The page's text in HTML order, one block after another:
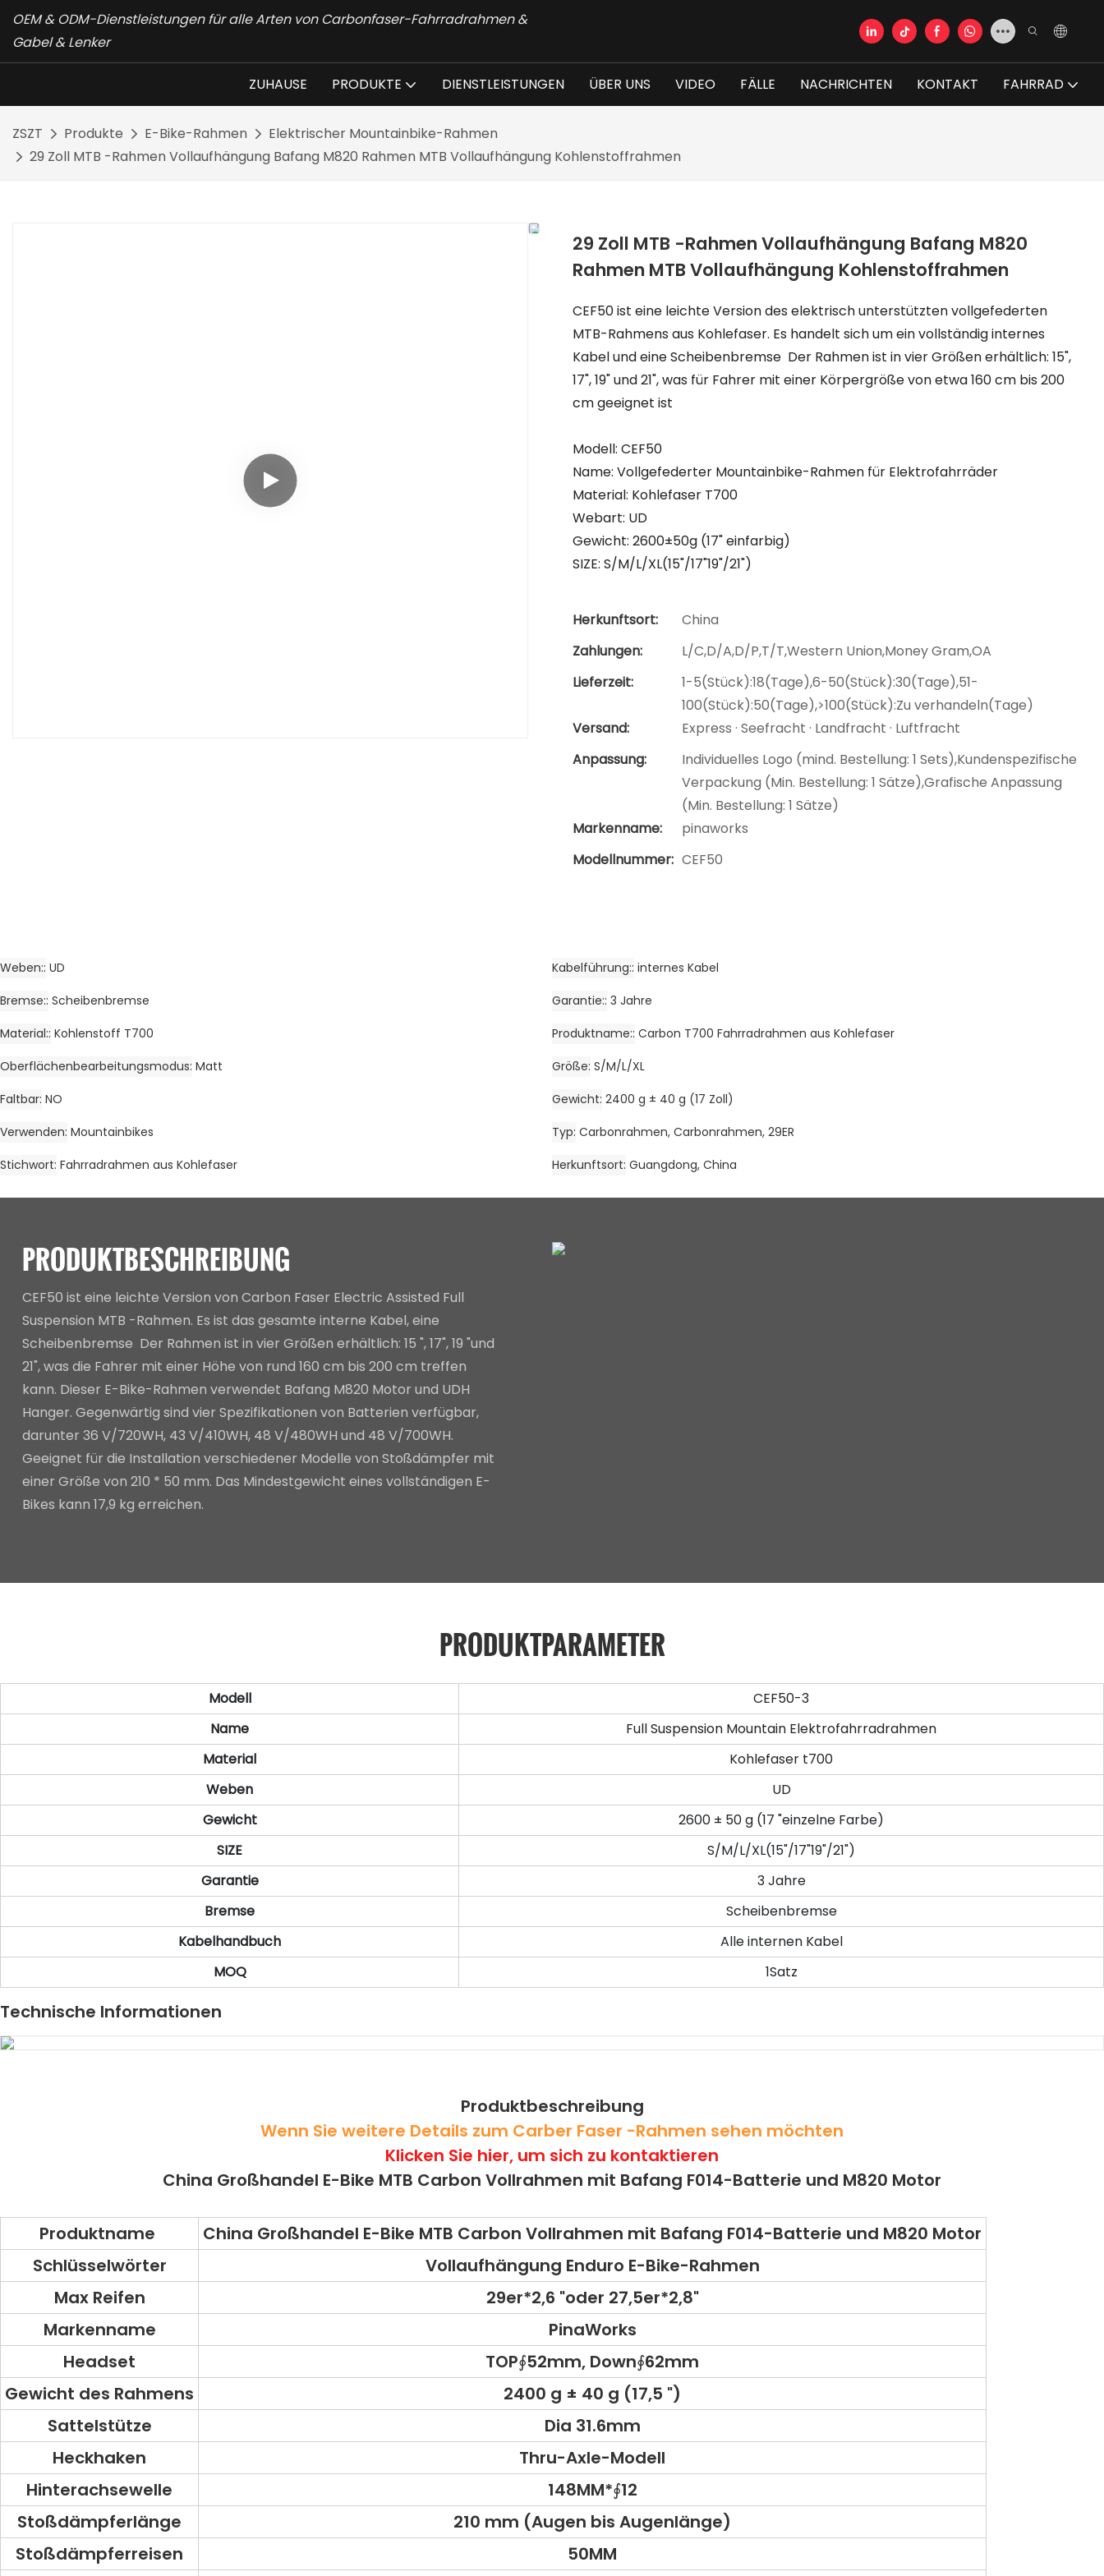
OEM & ODM-Dienstleistungen für alle Arten von Carbonfaser-Fahrradrahmen &
Gabel & Lenker
ZUHAUSE PRODUKTE DIENSTLEISTUNGEN ÜBER UNS VIDEO FÄLLE NACHRICHTEN KONTAKT FAHRRAD
ZSZT Produkte E-Bike-Rahmen
Elektrischer Mountainbike-Rahmen
29 Zoll MTB -Rahmen Vollaufhängung Bafang M820 Rahmen MTB Vollaufhängung Kohlenstoffrahmen
29 Zoll MTB -Rahmen Vollaufhängung Bafang M820
Rahmen MTB Vollaufhängung Kohlenstoffrahmen
CEF50 ist eine leichte Version des elektrisch unterstützten vollgefederten
MTB-Rahmens aus Kohlefaser. Es handelt sich um ein vollständig internes
Kabel und eine Scheibenbremse Der Rahmen ist in vier Größen erhältlich: 15",
17", 19" und 21", was für Fahrer mit einer Körpergröße von etwa 160 cm bis 200
cm geeignet ist
Modell: CEF50
Name: Vollgefederter Mountainbike-Rahmen für Elektrofahrräder
Material: Kohlefaser T700
Webart: UD
Gewicht: 2600±50g (17" einfarbig)
SIZE: S/M/L/XL(15"/17"19"/21")
Herkunftsort:
China
Zahlungen:
L/C,D/A,D/P,T/T,Western Union,Money Gram,OA
Lieferzeit:
1-5(Stück):18(Tage),6-50(Stück):30(Tage),51-
100(Stück):50(Tage),>100(Stück):Zu verhandeln(Tage)
Versand:
Express · Seefracht · Landfracht · Luftfracht
Anpassung:
Individuelles Logo (mind. Bestellung: 1 Sets),Kundenspezifische
Verpackung (Min. Bestellung: 1 Sätze),Grafische Anpassung
(Min. Bestellung: 1 Sätze)
Markenname:
pinaworks
Modellnummer: CEF50
Weben: UD Kabelführung: internes Kabel
Bremse: Scheibenbremse Garantie: 3 Jahre
Material: Kohlenstoff T700 Produktname: Carbon T700 Fahrradrahmen aus Kohlefaser
Oberflächenbearbeitungsmodus Matt Größe S/M/L/XL
Faltbar NO Gewicht 2400 g ± 40 g (17 Zoll)
Verwenden Mountainbikes Typ Carbonrahmen, Carbonrahmen, 29ER
Stichwort Fahrradrahmen aus Kohlefaser Herkunftsort Guangdong, China
PRODUKTBESCHREIBUNG
CEF50 ist eine leichte Version von Carbon Faser Electric Assisted Full
Suspension MTB -Rahmen. Es ist das gesamte interne Kabel, eine
Scheibenbremse Der Rahmen ist in vier Größen erhältlich: 15 ", 17", 19 "und
21", was die Fahrer mit einer Höhe von rund 160 cm bis 200 cm treffen
kann. Dieser E-Bike-Rahmen verwendet Bafang M820 Motor und UDH
Hanger. Gegenwärtig sind vier Spezifikationen von Batterien verfügbar,
darunter 36 V/720WH, 43 V/410WH, 48 V/480WH und 48 V/700WH.
Geeignet für die Installation verschiedener Modelle von Stoßdämpfer mit
einer Größe von 210 * 50 mm. Das Mindestgewicht eines vollständigen E-
Bikes kann 17,9 kg erreichen.
PRODUKTPARAMETER
Modell
CEF50-3
Name
Full Suspension Mountain Elektrofahrradrahmen
Material
Kohlefaser t700
Weben
UD
Gewicht
2600 ± 50 g (17 "einzelne Farbe)
SIZE
S/M/L/XL(15"/17"19"/21")
Garantie
3 Jahre
Bremse
Scheibenbremse
Kabelhandbuch
Alle internen Kabel
MOQ
1Satz
Technische Informationen
Produktbeschreibung
Wenn Sie weitere Details zum Carber Faser -Rahmen sehen möchten
Klicken Sie hier, um sich zu kontaktieren
China Großhandel E-Bike MTB Carbon Vollrahmen mit Bafang F014-Batterie und M820 Motor
Produktname
China Großhandel E-Bike MTB Carbon Vollrahmen mit Bafang F014-Batterie und M820 Motor
Schlüsselwörter
Vollaufhängung Enduro E-Bike-Rahmen
Max Reifen
29er*2,6 "oder 27,5er*2,8"
Markenname
PinaWorks
Headset
TOP∮52mm, Down∮62mm
Gewicht des Rahmens
2400 g ± 40 g (17,5 ")
Sattelstütze
Dia 31.6mm
Heckhaken
Thru-Axle-Modell
Hinterachsewelle
148MM*∮12
Stoßdämpferlänge
210 mm (Augen bis Augenlänge)
Stoßdämpferreisen
50MM